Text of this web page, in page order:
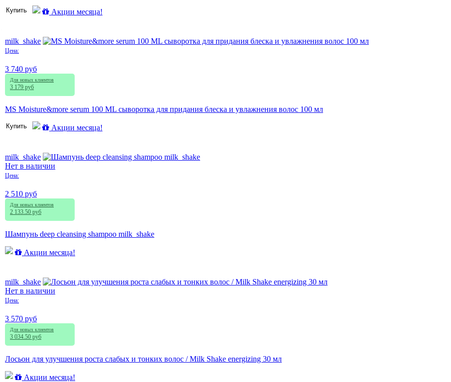
Купить Акции месяца!
milk_shake
Цена:
3 740 руб
Для новых клиентов
3 179 руб
MS Moisture&more serum 100 ML сыворотка для придания блеска и увлажнения волос 100 мл
Купить Акции месяца!
milk_shake
Нет в наличии
Цена:
2 510 руб
Для новых клиентов
2 133.50 руб
Шампунь deep cleansing shampoo milk_shake
Акции месяца!
milk_shake
Нет в наличии
Цена:
3 570 руб
Для новых клиентов
3 034.50 руб
Лосьон для улучшения роста слабых и тонких волос / Milk Shake energizing 30 мл
Акции месяца!